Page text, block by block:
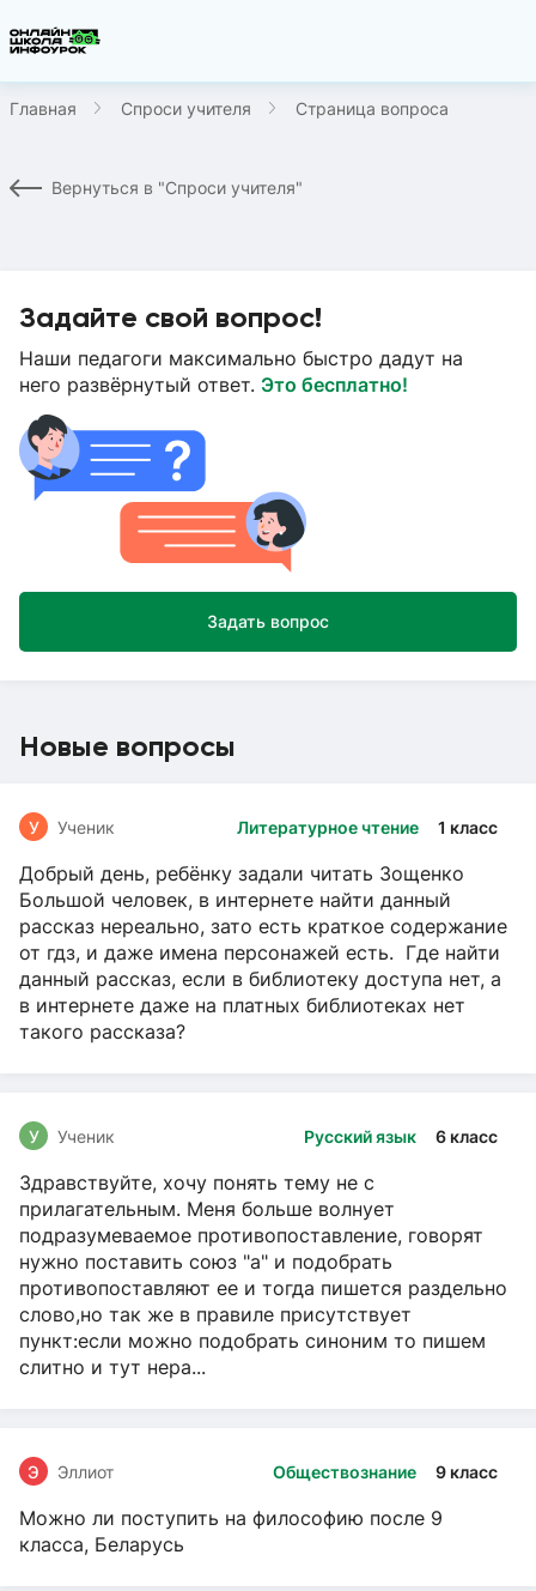
Главная Спроси учителя Страница вопроса
Вернуться в "Спроси учителя"
Задайте свой вопрос!
Наши педагоги максимально быстро дадут на
него развёрнутый ответ. Это бесплатно!
Задать вопрос
Новые вопросы
Литературное чтение 1 класс
У Ученик
Добрый день, ребёнку задали читать Зощенко
Большой человек, в интернете найти данный
рассказ нереально, зато есть краткое содержание
от гдз, и даже имена персонажей есть. Где найти
данный рассказ, если в библиотеку доступа нет, а
в интернете даже на платных библиотеках нет
такого рассказа?
Русский язык 6 класс
У Ученик
Здравствуйте, хочу понять тему не с
прилагательным. Меня больше волнует
подразумеваемое противопоставление, говорят
нужно поставить союз "а" и подобрать
противопоставляют ее и тогда пишется раздельно
слово,но так же в правиле присутствует
пункт:если можно подобрать синоним то пишем
слитно и тут нера...
Обществознание 9 класс
Э Эллиот
Можно ли поступить на философию после 9
класса, Беларусь